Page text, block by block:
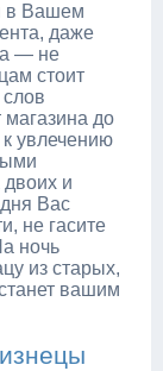
в Вашем
даже
— не
стоит
до
увлечению
и
Вас
не гасите
ночь
из старых,
вашим